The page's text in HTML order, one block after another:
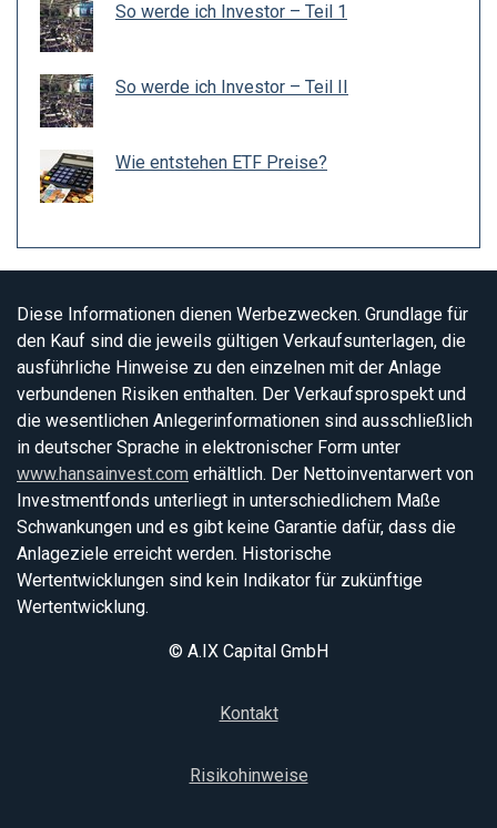
So werde ich Investor – Teil 1
So werde ich Investor – Teil II
Wie entstehen ETF Preise?
Diese Informationen dienen Werbezwecken. Grundlage für
den Kauf sind die jeweils gültigen Verkaufsunterlagen, die
ausführliche Hinweise zu den einzelnen mit der Anlage
verbundenen Risiken enthalten. Der Verkaufsprospekt und
die wesentlichen Anlegerinformationen sind ausschließlich
in deutscher Sprache in elektronischer Form unter
www.hansainvest.com erhältlich. Der Nettoinventarwert von
Investmentfonds unterliegt in unterschiedlichem Maße
Schwankungen und es gibt keine Garantie dafür, dass die
Anlageziele erreicht werden. Historische
Wertentwicklungen sind kein Indikator für zukünftige
Wertentwicklung.
© A.IX Capital GmbH
Kontakt
Risikohinweise